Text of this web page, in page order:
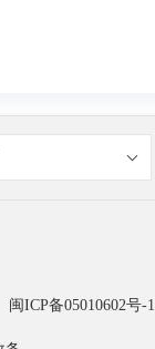
闽ICP备05010602号-1